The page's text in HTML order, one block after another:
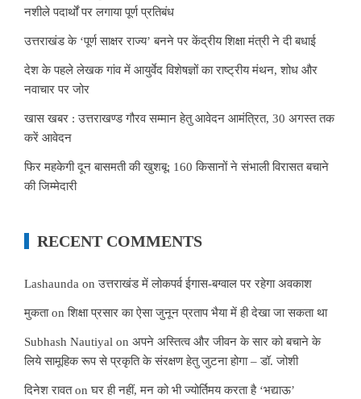
नशीले पदार्थों पर लगाया पूर्ण प्रतिबंध
उत्तराखंड के ‘पूर्ण साक्षर राज्य’ बनने पर केंद्रीय शिक्षा मंत्री ने दी बधाई
देश के पहले लेखक गांव में आयुर्वेद विशेषज्ञों का राष्ट्रीय मंथन, शोध और
नवाचार पर जोर
खास खबर : उत्तराखण्ड गौरव सम्मान हेतु आवेदन आमंत्रित, 30 अगस्त तक
करें आवेदन
फिर महकेगी दून बासमती की खुशबू: 160 किसानों ने संभाली विरासत बचाने
की जिम्मेदारी
RECENT COMMENTS
Lashaunda onउत्तराखंड में लोकपर्व ईगास-बग्वाल पर रहेगा अवकाश
मुकताonशिक्षा प्रसार का ऐसा जुनून प्रताप भैया में ही देखा जा सकता था
Subhash Nautiyal on अपने अस्तित्व और जीवन के सार को बचाने के
लिये सामूहिक रूप से प्रकृति के संरक्षण हेतु जुटना होगा – डॉ. जोशी
दिनेश रावतonघर ही नहीं, मन को भी ज्योर्तिमय करता है ‘भद्याऊ’